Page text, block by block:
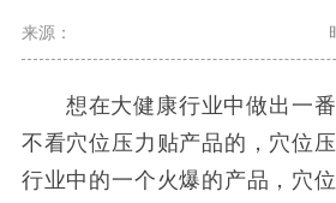
来源：
想在大健康行业中做出一番
不看穴位压力贴产品的，穴位
行业中的一个火爆的产品，穴